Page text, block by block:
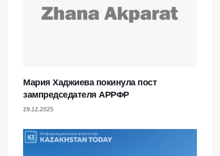
Мария Хаджиева покинула пост
зампредседателя АРРФР
29.12.2025